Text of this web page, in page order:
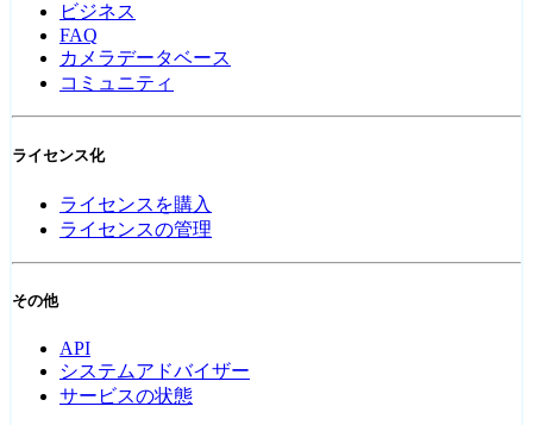
ビジネス
FAQ
カメラデータベース
コミュニティ
ライセンス化
ライセンスを購入
ライセンスの管理
その他
API
システムアドバイザー
サービスの状態